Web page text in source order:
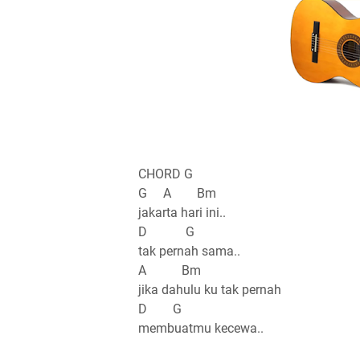
CHORD G
G A Bm
jakarta hari ini..
D G
tak pernah sama..
A Bm
jika dahulu ku tak pernah
D G
membuatmu kecewa..